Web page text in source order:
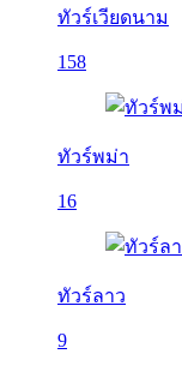
ทัวร์เวียดนาม
158
ทัวร์พม่า
16
ทัวร์ลาว
9